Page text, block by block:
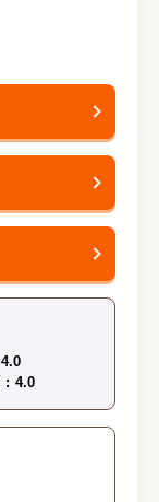
4.0
4.0